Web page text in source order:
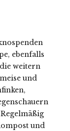
ebenfalls
weitern
und
und